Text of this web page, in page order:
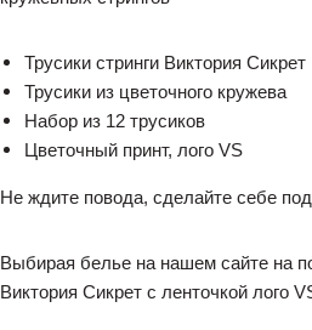
Трусики стринги Виктория Сикрет
Трусики из цветочного кружева
Набор из 12 трусиков
Цветочный принт, лого VS
Не ждите повода, сделайте себе
Выбирая белье на нашем сайте на
Виктория Сикрет с ленточкой лого